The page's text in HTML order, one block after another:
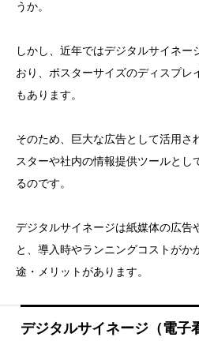
うか。
しかし、近年ではデジタルサイネー
おり、ポスターサイズのディスプレ
もあります。
そのため、巨大な広告として活用さ
スターや社内の情報提供ツールとし
るのです。
デジタルサイネージは紙媒体の広告
と、導入時やランニングコストがか
途・メリットがあります。
デジタルサイネージ（電子